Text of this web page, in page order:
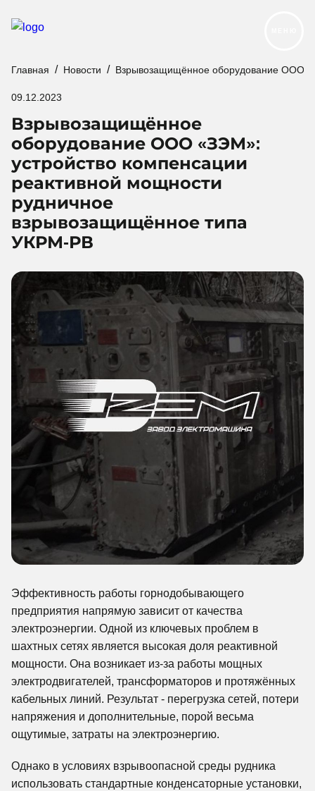
Продукция
Услуги и сервис
О компании
Контакты
Новости
Карьера
Главная Новости Взрывозащищённое оборудование ООО
09.12.2023
Взрывозащищённое
оборудование ООО «ЗЭМ»:
устройство компенсации
реактивной мощности
рудничное
взрывозащищённое типа
УКРМ-РВ
Эффективность работы горнодобывающего
предприятия напрямую зависит от качества
электроэнергии. Одной из ключевых проблем в
шахтных сетях является высокая доля реактивной
мощности. Она возникает из-за работы мощных
электродвигателей, трансформаторов и протяжённых
кабельных линий. Результат - перегрузка сетей, потери
напряжения и дополнительные, порой весьма
ощутимые, затраты на электроэнергию.
Однако в условиях взрывоопасной среды рудника
использовать стандартные конденсаторные установки,